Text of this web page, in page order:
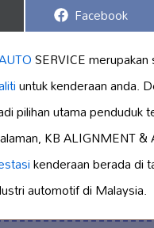
Share
on
Facebook
SERVICE merupakan
untuk kenderaan anda.
pilihan utama
KB ALIGNMENT
kenderaan berada di
automotif di Malaysia.